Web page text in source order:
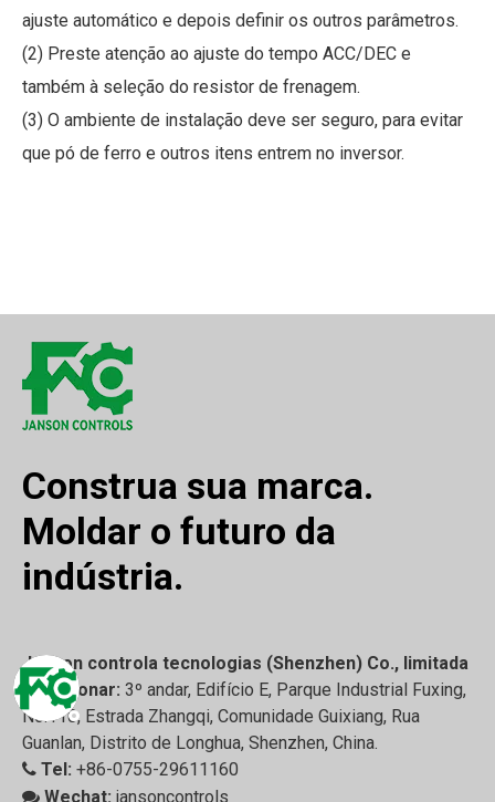
ajuste automático e depois definir os outros parâmetros.
(2) Preste atenção ao ajuste do tempo ACC/DEC e
também à seleção do resistor de frenagem.
(3) O ambiente de instalação deve ser seguro, para evitar
que pó de ferro e outros itens entrem no inversor.
Construa sua marca.
Moldar o futuro da
indústria.
Janson controla tecnologias (Shenzhen) Co., limitada
Adicionar: 3º andar, Edifício E, Parque Industrial Fuxing,
No.110, Estrada Zhangqi, Comunidade Guixiang, Rua
Guanlan, Distrito de Longhua, Shenzhen, China.
 Tel: +86-0755-29611160
 Wechat: jansoncontrols